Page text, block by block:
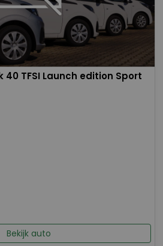
TFSI Launch edition Sport
Bekijk auto